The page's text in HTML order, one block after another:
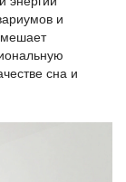
и
сна и